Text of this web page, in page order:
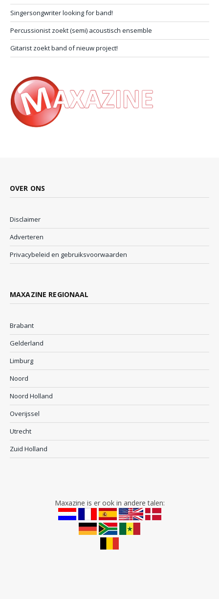
Singersongwriter looking for band!
Percussionist zoekt (semi) acoustisch ensemble
Gitarist zoekt band of nieuw project!
OVER ONS
Disclaimer
Adverteren
Privacybeleid en gebruiksvoorwaarden
MAXAZINE REGIONAAL
Brabant
Gelderland
Limburg
Noord
Noord Holland
Overijssel
Utrecht
Zuid Holland
Maxazine is er ook in andere talen: